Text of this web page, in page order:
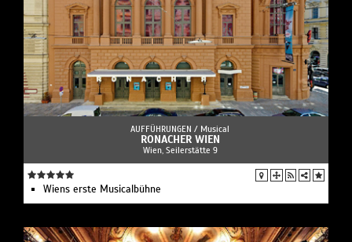
AUFFÜHRUNGEN / Musical
RONACHER WIEN
Wien, Seilerstätte 9
Wiens erste Musicalbühne